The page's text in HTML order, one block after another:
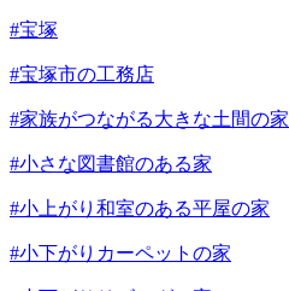
#宝塚
#宝塚市の工務店
#家族がつながる大きな土間の家
#小さな図書館のある家
#小上がり和室のある平屋の家
#小下がりカーペットの家